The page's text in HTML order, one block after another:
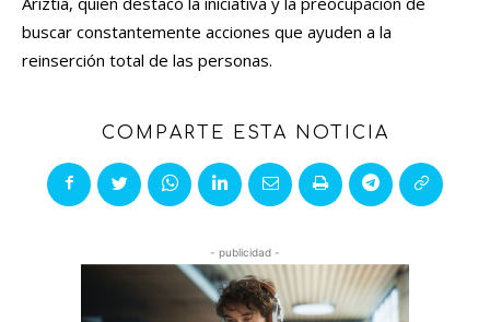
buscar constantemente acciones que ayuden a la
reinserción total de las personas.
COMPARTE ESTA NOTICIA
- publicidad -